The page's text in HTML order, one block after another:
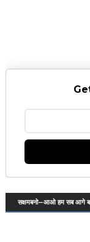
सक्षमबनो—आओ हम सब आगे